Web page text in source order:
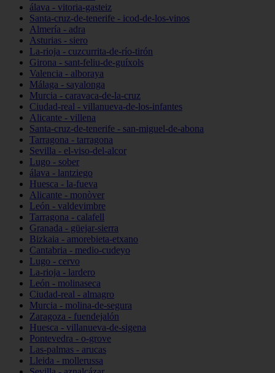
álava - vitoria-gasteiz
Santa-cruz-de-tenerife - icod-de-los-vinos
Almería - adra
Asturias - siero
La-rioja - cuzcurrita-de-río-tirón
Girona - sant-feliu-de-guíxols
Valencia - alboraya
Málaga - sayalonga
Murcia - caravaca-de-la-cruz
Ciudad-real - villanueva-de-los-infantes
Alicante - villena
Santa-cruz-de-tenerife - san-miguel-de-abona
Tarragona - tarragona
Sevilla - el-viso-del-alcor
Lugo - sober
álava - lantziego
Huesca - la-fueva
Alicante - monòver
León - valdevimbre
Tarragona - calafell
Granada - güejar-sierra
Bizkaia - amorebieta-etxano
Cantabria - medio-cudeyo
Lugo - cervo
La-rioja - lardero
León - molinaseca
Ciudad-real - almagro
Murcia - molina-de-segura
Zaragoza - fuendejalón
Huesca - villanueva-de-sigena
Pontevedra - o-grove
Las-palmas - arucas
Lleida - mollerussa